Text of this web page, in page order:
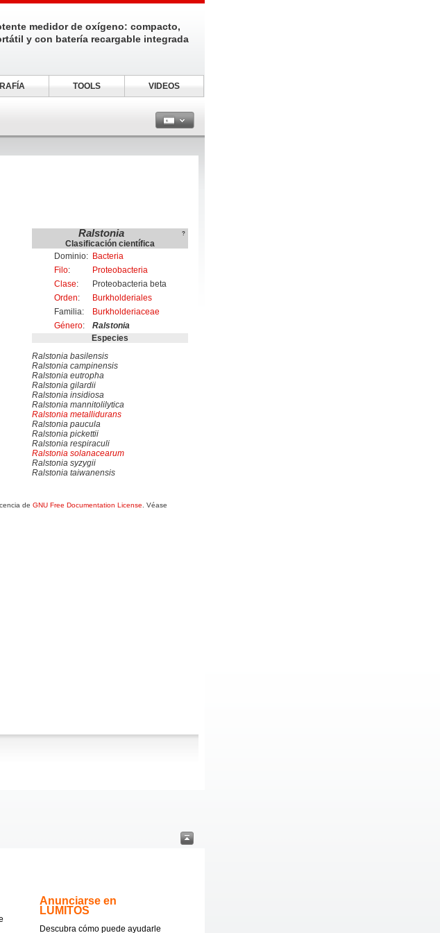
?
Ralstonia
Clasificación científica
Dominio:
Bacteria
Filo:
Proteobacteria
Clase:
Proteobacteria beta
Orden:
Burkholderiales
Familia:
Burkholderiaceae
Género:
Ralstonia
Especies
Ralstonia basilensis
Ralstonia campinensis
Ralstonia eutropha
Ralstonia gilardii
Ralstonia insidiosa
Ralstonia mannitolilytica
Ralstonia metallidurans
Ralstonia paucula
Ralstonia pickettii
Ralstonia respiraculi
Ralstonia solanacearum
Ralstonia syzygii
Ralstonia taiwanensis
de GNU Free Documentation License . Véase
Anunciarse en
LUMITOS
Descubra cómo puede ayudarle
medidor de oxígeno: compacto,
y con batería recargable integrada
TOOLS VIDEOS